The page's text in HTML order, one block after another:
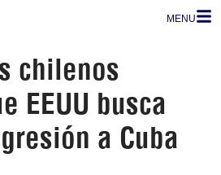
MENU
chilenos
EEUU busca
a Cuba